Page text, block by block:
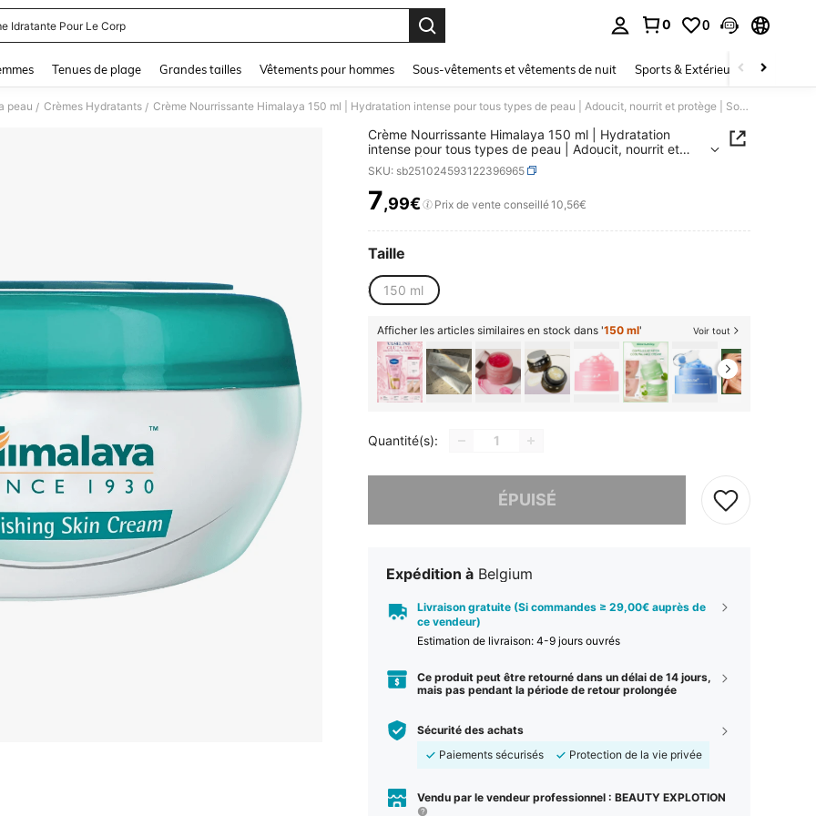
Idratante Pour Le Corp
0 0
Tenues de plage Grandes tailles Vêtements pour hommes Sous-vêtements et vêtements de nuit Sports & Extérieur Enfants
peau / Crèmes Hydratants / Crème Nourrissante Himalaya 150 ml | Hydratation intense pour tous types de peau | Adoucit, nourrit et protège | Soin naturel corps et visage | Beauté éclatante | Votre boutique beauté et maquillage – révélez votre beauté naturelle
Crème Nourrissante Himalaya 150 ml | Hydratation
intense pour tous types de peau | Adoucit, nourrit et
protège | Soin naturel corps et visage | Beauté éclatante
| Votre boutique beauté et maquillage – révélez votre
beauté naturelle
SKU: sb251024593122396965
PRICE AND AVAILABILITY
7,99€ Prix de vente conseillé10,56€
Taille
150 ml
Afficher les articles similaires en stock dans '150 ml' Voir tout
Quantité(s):
ÉPUISÉ
Désolés, ce produit est épuisé.
Expédition à Belgium
Livraison gratuite (Si commandes ≥ 29,00€ auprès de
ce vendeur)
Estimation de livraison: 4-9 jours ouvrés
Ce produit peut être retourné dans un délai de 14 jours,
mais pas pendant la période de retour prolongée
Sécurité des achats
Paiements sécurisés
Protection de la vie privée
Vendu par le vendeur professionnel : BEAUTY EXPLOTION